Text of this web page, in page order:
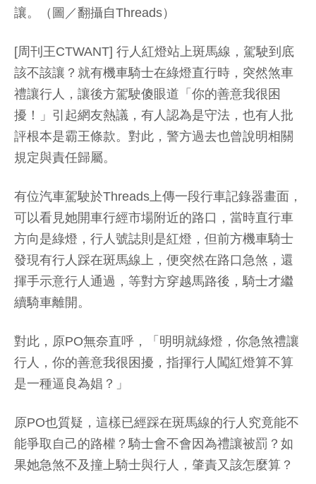
讓。（圖／翻攝自Threads）
[周刊王CTWANT] 行人紅燈站上斑馬線，駕駛到底
該不該讓？就有機車騎士在綠燈直行時，突然煞車
禮讓行人，讓後方駕駛傻眼道「你的善意我很困
擾！」引起網友熱議，有人認為是守法，也有人批
評根本是霸王條款。對此，警方過去也曾說明相關
規定與責任歸屬。
有位汽車駕駛於Threads上傳一段行車記錄器畫面，
可以看見她開車行經市場附近的路口，當時直行車
方向是綠燈，行人號誌則是紅燈，但前方機車騎士
發現有行人踩在斑馬線上，便突然在路口急煞，還
揮手示意行人通過，等對方穿越馬路後，騎士才繼
續騎車離開。
對此，原PO無奈直呼，「明明就綠燈，你急煞禮讓
行人，你的善意我很困擾，指揮行人闖紅燈算不算
是一種逼良為娼？」
原PO也質疑，這樣已經踩在斑馬線的行人究竟能不
能爭取自己的路權？騎士會不會因為禮讓被罰？如
果她急煞不及撞上騎士與行人，肇責又該怎麼算？